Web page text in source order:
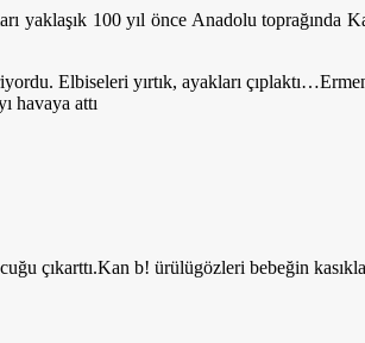
100 yıl önce Anadolu toprağında
Elbiseleri yırtık, ayakları
havaya attı
çıkarttı.Kan b! ürülügözleri bebeğin